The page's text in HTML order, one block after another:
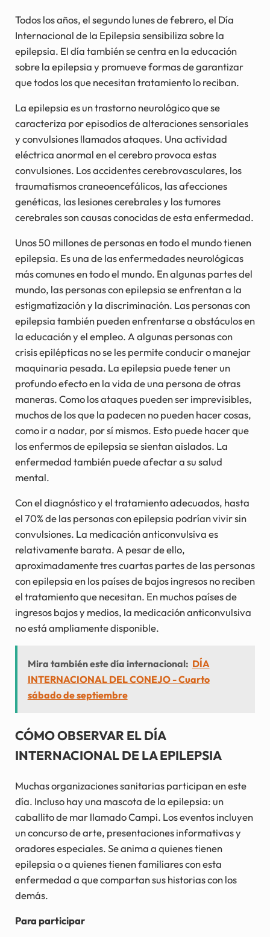
Todos los años, el segundo lunes de febrero, el Día
Internacional de la Epilepsia sensibiliza sobre la
epilepsia. El día también se centra en la educación
sobre la epilepsia y promueve formas de garantizar
que todos los que necesitan tratamiento lo reciban.
La epilepsia es un trastorno neurológico que se
caracteriza por episodios de alteraciones sensoriales
y convulsiones llamados ataques. Una actividad
eléctrica anormal en el cerebro provoca estas
convulsiones. Los accidentes cerebrovasculares, los
traumatismos craneoencefálicos, las afecciones
genéticas, las lesiones cerebrales y los tumores
cerebrales son causas conocidas de esta enfermedad.
Unos 50 millones de personas en todo el mundo tienen
epilepsia. Es una de las enfermedades neurológicas
más comunes en todo el mundo. En algunas partes del
mundo, las personas con epilepsia se enfrentan a la
estigmatización y la discriminación. Las personas con
epilepsia también pueden enfrentarse a obstáculos en
la educación y el empleo. A algunas personas con
crisis epilépticas no se les permite conducir o manejar
maquinaria pesada. La epilepsia puede tener un
profundo efecto en la vida de una persona de otras
maneras. Como los ataques pueden ser imprevisibles,
muchos de los que la padecen no pueden hacer cosas,
como ir a nadar, por sí mismos. Esto puede hacer que
los enfermos de epilepsia se sientan aislados. La
enfermedad también puede afectar a su salud
mental.
Con el diagnóstico y el tratamiento adecuados, hasta
el 70% de las personas con epilepsia podrían vivir sin
convulsiones. La medicación anticonvulsiva es
relativamente barata. A pesar de ello,
aproximadamente tres cuartas partes de las personas
con epilepsia en los países de bajos ingresos no reciben
el tratamiento que necesitan. En muchos países de
ingresos bajos y medios, la medicación anticonvulsiva
no está ampliamente disponible.
Mira también este día internacional: DÍA
INTERNACIONAL DEL CONEJO - Cuarto
sábado de septiembre
CÓMO OBSERVAR EL DÍA
INTERNACIONAL DE LA EPILEPSIA
Muchas organizaciones sanitarias participan en este
día. Incluso hay una mascota de la epilepsia: un
caballito de mar llamado Campi. Los eventos incluyen
un concurso de arte, presentaciones informativas y
oradores especiales. Se anima a quienes tienen
epilepsia o a quienes tienen familiares con esta
enfermedad a que compartan sus historias con los
demás.
Para participar